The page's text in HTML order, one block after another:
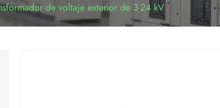
de voltaje exterior de 3-24 kV